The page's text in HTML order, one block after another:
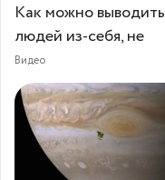
Как можно выводить
людей из-себя, не
Видео